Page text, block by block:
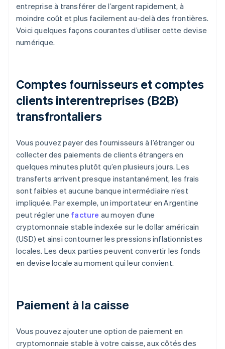
entreprise à transférer de l’argent rapidement, à
moindre coût et plus facilement au-delà des frontières.
Voici quelques façons courantes d’utiliser cette devise
numérique.
Comptes fournisseurs et comptes
clients interentreprises (B2B)
transfrontaliers
Vous pouvez payer des fournisseurs à l’étranger ou
collecter des paiements de clients étrangers en
quelques minutes plutôt qu’en plusieurs jours. Les
transferts arrivent presque instantanément, les frais
sont faibles et aucune banque intermédiaire n’est
impliquée. Par exemple, un importateur en Argentine
peut régler une facture au moyen d’une
cryptomonnaie stable indexée sur le dollar américain
(USD) et ainsi contourner les pressions inflationnistes
locales. Les deux parties peuvent convertir les fonds
en devise locale au moment qui leur convient.
Paiement à la caisse
Vous pouvez ajouter une option de paiement en
cryptomonnaie stable à votre caisse, aux côtés des